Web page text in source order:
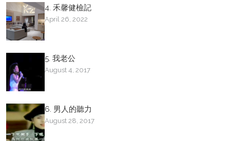
4. 禾馨健檢記
April 26, 2022
5. 我老公
August 4, 2017
6. 男人的聽力
August 28, 2017